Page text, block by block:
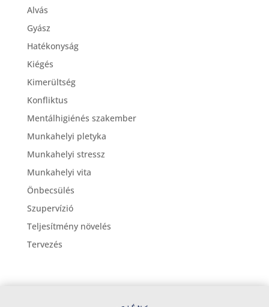
Alvás
Gyász
Hatékonyság
Kiégés
Kimerültség
Konfliktus
Mentálhigiénés szakember
Munkahelyi pletyka
Munkahelyi stressz
Munkahelyi vita
Önbecsülés
Szupervízió
Teljesítmény növelés
Tervezés